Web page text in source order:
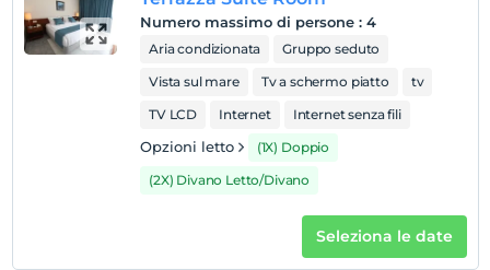
Numero massimo di persone : 4
Aria condizionata
Gruppo seduto
Vista sul mare
Tv a schermo piatto
tv
TV LCD
Internet Internet senza fili
Opzioni letto
(1X) Doppio
(2X) Divano Letto/Divano
Seleziona le date